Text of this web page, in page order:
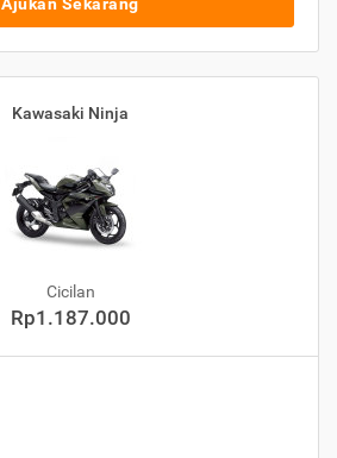
Ajukan Sekarang
Kawasaki Ninja
Cicilan
Rp1.187.000